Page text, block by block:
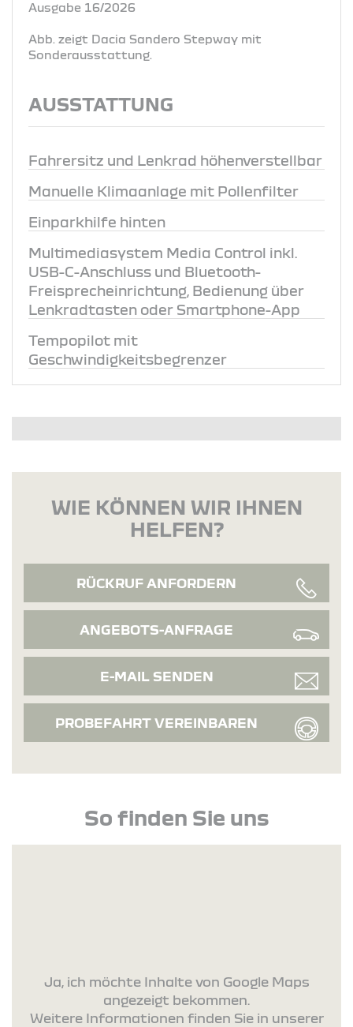
Ausgabe 16/2026
Abb. zeigt Dacia Sandero Stepway mit
Sonderausstattung.
AUSSTATTUNG
Fahrersitz und Lenkrad höhenverstellbar
Manuelle Klimaanlage mit Pollenfilter
Einparkhilfe hinten
Multimediasystem Media Control inkl.
USB-C-Anschluss und Bluetooth-
Freisprecheinrichtung, Bedienung über
Lenkradtasten oder Smartphone-App
Tempopilot mit
Geschwindigkeitsbegrenzer
WIE KÖNNEN WIR IHNEN
HELFEN?
RÜCKRUF ANFORDERN
ANGEBOTS-ANFRAGE
E-MAIL SENDEN
PROBEFAHRT VEREINBAREN
So finden Sie uns
Ja, ich möchte Inhalte von Google Maps
angezeigt bekommen.
Weitere Informationen finden Sie in unserer